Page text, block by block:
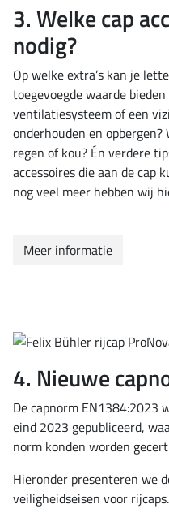
3. Welke cap
nodig?
Op welke extra’s kan je
toegevoegde waarde
ventilatiesysteem of een
onderhouden en opbergen?
regen of kou? Én verdere
accessoires die aan de cap
nog veel meer hebben wij
Meer informatie
4. Nieuwe
De capnorm EN1384:2023
eind 2023 gepubliceerd,
norm konden worden
Hieronder presenteren we
veiligheidseisen voor rijcaps.